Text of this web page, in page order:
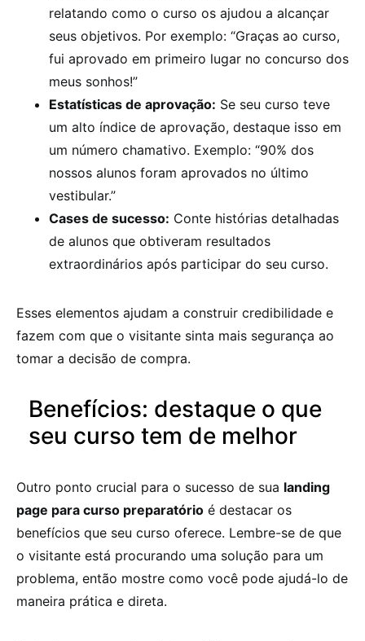
relatando como o curso os ajudou a alcançar
seus objetivos. Por exemplo: “Graças ao curso,
fui aprovado em primeiro lugar no concurso dos
meus sonhos!”
Estatísticas de aprovação: Se seu curso teve
um alto índice de aprovação, destaque isso em
um número chamativo. Exemplo: “90% dos
nossos alunos foram aprovados no último
vestibular.”
Cases de sucesso: Conte histórias detalhadas
de alunos que obtiveram resultados
extraordinários após participar do seu curso.
Esses elementos ajudam a construir credibilidade e
fazem com que o visitante sinta mais segurança ao
tomar a decisão de compra.
Benefícios: destaque o que
seu curso tem de melhor
Outro ponto crucial para o sucesso de sua landing
page para curso preparatório é destacar os
benefícios que seu curso oferece. Lembre-se de que
o visitante está procurando uma solução para um
problema, então mostre como você pode ajudá-lo de
maneira prática e direta.